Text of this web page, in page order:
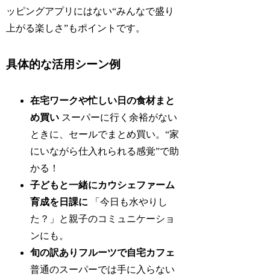
ッピングアプリにはない“みんなで盛り
上がる楽しさ”もポイントです。
具体的な活用シーン例
在宅ワークや忙しい日の食材まと
め買い スーパーに行く余裕がない
ときに、セールでまとめ買い。“家
にいながら仕入れられる感覚”で助
かる！
子どもと一緒にカウシェファーム
育成を日課に 「今日も水やりし
た？」と親子のコミュニケーショ
ンにも。
旬の訳ありフルーツで自宅カフェ
普通のスーパーでは手に入らない